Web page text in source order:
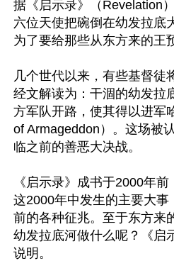
据《启示录》（Revelation
六位天使把碗倒在幼发拉底
为了要给那些从东方来的王
几个世代以来，有些基督徒
经文解读为：干涸的幼发拉
方军队开路，使其得以进军
of Armageddon）。这场被
临之前的善恶大决战。
《启示录》成书于2000年
这2000年中发生的主要大事
前的各种征兆。至于东方来
幼发拉底河做什么呢？《启
说明。